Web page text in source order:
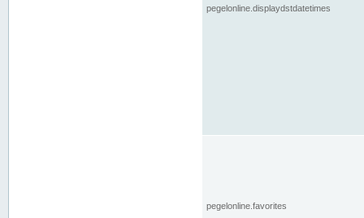
pegelonline.displaydstdatetimes
pegelonline.favorites